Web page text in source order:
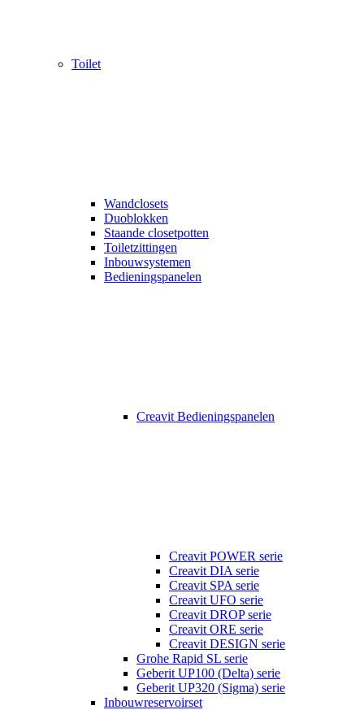
Toilet
Wandclosets
Duoblokken
Staande closetpotten
Toiletzittingen
Inbouwsystemen
Bedieningspanelen
Creavit Bedieningspanelen
Creavit POWER serie
Creavit DIA serie
Creavit SPA serie
Creavit UFO serie
Creavit DROP serie
Creavit ORE serie
Creavit DESIGN serie
Grohe Rapid SL serie
Geberit UP100 (Delta) serie
Geberit UP320 (Sigma) serie
Inbouwreservoirset